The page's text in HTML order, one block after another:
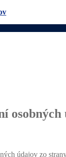
osobných
údajov zo